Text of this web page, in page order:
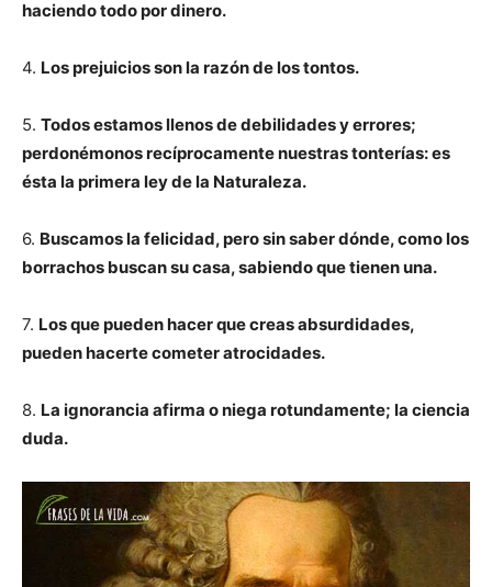
haciendo todo por dinero.
4. Los prejuicios son la razón de los tontos.
5. Todos estamos llenos de debilidades y errores;
perdonémonos recíprocamente nuestras tonterías: es
ésta la primera ley de la Naturaleza.
6. Buscamos la felicidad, pero sin saber dónde, como los
borrachos buscan su casa, sabiendo que tienen una.
7. Los que pueden hacer que creas absurdidades,
pueden hacerte cometer atrocidades.
8. La ignorancia afirma o niega rotundamente; la ciencia
duda.